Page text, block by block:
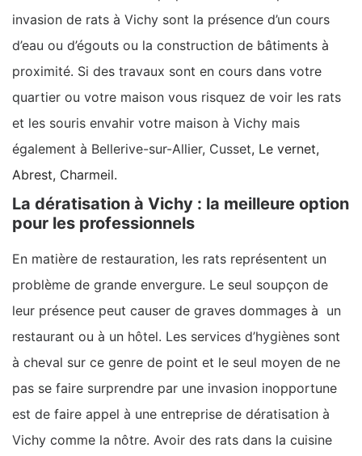
invasion de rats à Vichy sont la présence d’un cours
d’eau ou d’égouts ou la construction de bâtiments à
proximité. Si des travaux sont en cours dans votre
quartier ou votre maison vous risquez de voir les rats
et les souris envahir votre maison à Vichy mais
également à Bellerive-sur-Allier, Cusset, Le vernet,
Abrest, Charmeil.
La dératisation à Vichy : la meilleure option
pour les professionnels
En matière de restauration, les rats représentent un
problème de grande envergure. Le seul soupçon de
leur présence peut causer de graves dommages à un
restaurant ou à un hôtel. Les services d’hygiènes sont
à cheval sur ce genre de point et le seul moyen de ne
pas se faire surprendre par une invasion inopportune
est de faire appel à une entreprise de dératisation à
Vichy comme la nôtre. Avoir des rats dans la cuisine